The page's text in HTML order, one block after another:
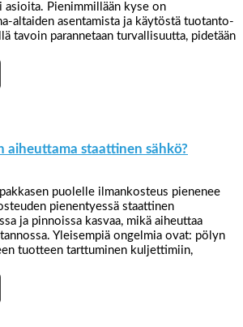
Pienimmillään kyse on
altaiden asentamista ja käytöstä tuotanto-
tavoin parannetaan turvallisuutta, pidetään
aiheuttama staattinen sähkö?
puolelle ilmankosteus pienenee
pienentyessä staattinen
ja pinnoissa kasvaa, mikä aiheuttaa
Yleisempiä ongelmia ovat: pölyn
tuotteen tarttuminen kuljettimiin,